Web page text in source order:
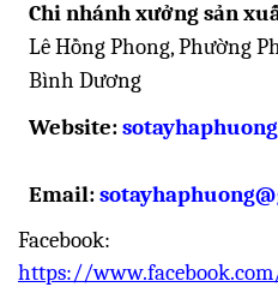
Chi nhánh xưởng sản
Lê Hồng Phong, Phường
Bình Dương
Website:
Email:
Facebook:
https://